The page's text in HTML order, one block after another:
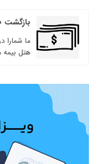
بازگشت ۱۰۰ درصد پول
ما شمارا
هتل بیمه